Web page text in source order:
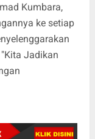
Kumbara,
ke setiap
Jadikan